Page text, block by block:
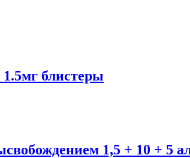
блистеры
1,5 + 10 + 5